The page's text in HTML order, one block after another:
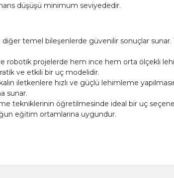
düşüşü minimum seviyededir.
temel bileşenlerde güvenilir sonuçlar sunar.
robotik projelerde hem ince hem orta ölçekli
ve etkili bir uç modelidir.
iletkenlere hızlı ve güçlü lehimleme
sunar.
tekniklerinin öğretilmesinde ideal bir uç
eğitim ortamlarına uygundur.